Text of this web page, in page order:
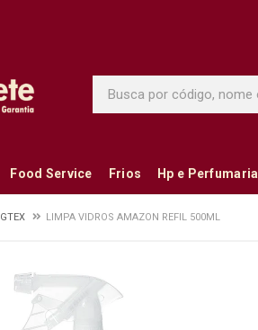
Food Service Frios Hp e Perfumaria
GTEX LIMPA VIDROS AMAZON REFIL 500ML